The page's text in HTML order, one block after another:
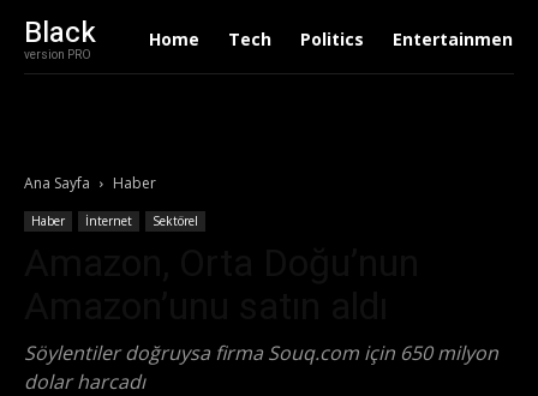
Black
version PRO
Home Tech Politics Entertainment
Ana Sayfa Haber
Haber İnternet Sektörel
Söylentiler doğruysa firma Souq.com için 650 milyon
dolar harcadı